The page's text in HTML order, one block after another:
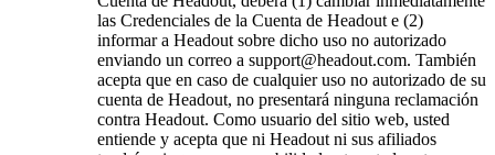
las Credenciales de la Cuenta de Headout e (2)
informar a Headout sobre dicho uso no autorizado
enviando un correo a support@headout.com. También
acepta que en caso de cualquier uso no autorizado de su
cuenta de Headout, no presentará ninguna reclamación
contra Headout. Como usuario del sitio web, usted
entiende y acepta que ni Headout ni sus afiliados